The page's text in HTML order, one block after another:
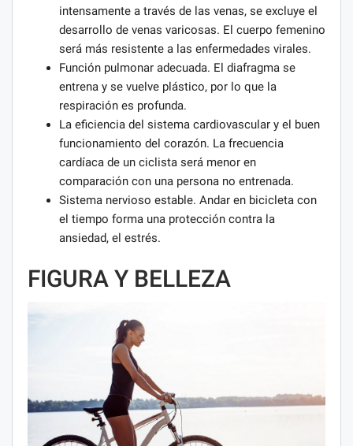
intensamente a través de las venas, se excluye el
desarrollo de venas varicosas. El cuerpo femenino
será más resistente a las enfermedades virales.
Función pulmonar adecuada. El diafragma se
entrena y se vuelve plástico, por lo que la
respiración es profunda.
La eficiencia del sistema cardiovascular y el buen
funcionamiento del corazón. La frecuencia
cardíaca de un ciclista será menor en
comparación con una persona no entrenada.
Sistema nervioso estable. Andar en bicicleta con
el tiempo forma una protección contra la
ansiedad, el estrés.
FIGURA Y BELLEZA